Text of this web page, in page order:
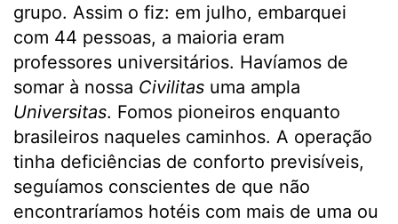
grupo. Assim o fiz: em julho, embarquei
com 44 pessoas, a maioria eram
professores universitários. Havíamos de
somar à nossa Civilitas uma ampla
Universitas. Fomos pioneiros enquanto
brasileiros naqueles caminhos. A operação
tinha deficiências de conforto previsíveis,
seguíamos conscientes de que não
encontraríamos hotéis com mais de uma ou